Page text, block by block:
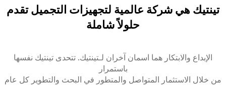
تينتيك هي شركة عالمية لتجهيزات التجميل تقدم
حلولاً شاملة
الإبداع والابتكار هما اسمان آخران لـتينتيك. تتحدى تينتيك نفسها
باستمرار
من خلال الاستثمار المتواصل والمتطور في البحث والتطوير كل عام